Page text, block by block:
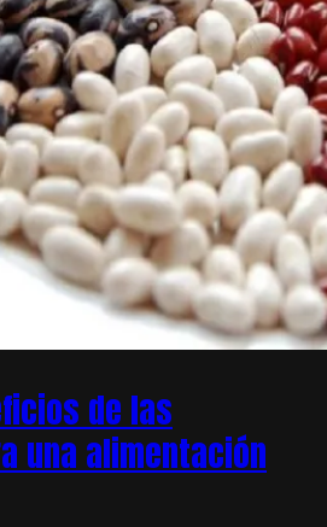
de las
una alimentación